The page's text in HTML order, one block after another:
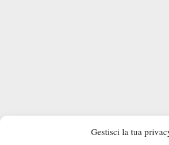
Gestisci la tua
Preannuncia spettacolo dunque lo scontro